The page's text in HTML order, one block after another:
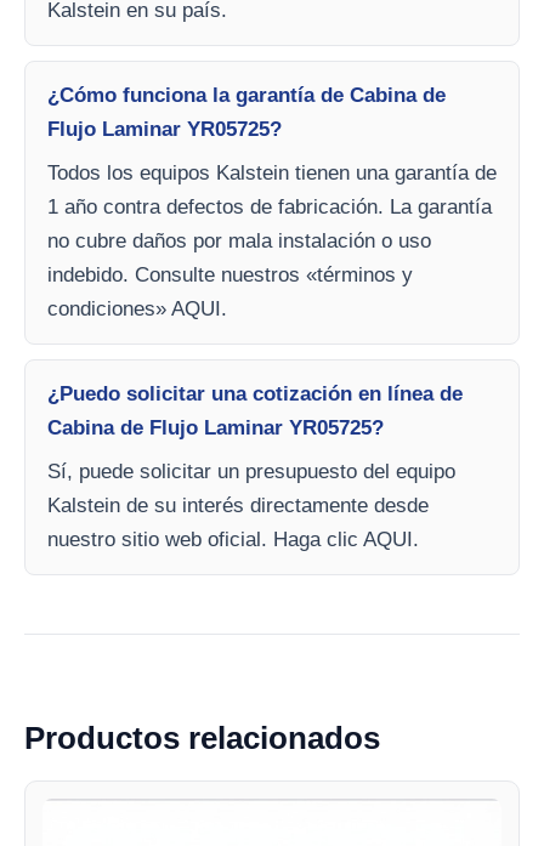
Kalstein en su país.
¿Cómo funciona la garantía de Cabina de
Flujo Laminar YR05725?
Todos los equipos Kalstein tienen una garantía de
1 año contra defectos de fabricación. La garantía
no cubre daños por mala instalación o uso
indebido. Consulte nuestros «términos y
condiciones» AQUI.
¿Puedo solicitar una cotización en línea de
Cabina de Flujo Laminar YR05725?
Sí, puede solicitar un presupuesto del equipo
Kalstein de su interés directamente desde
nuestro sitio web oficial. Haga clic AQUI.
Productos relacionados